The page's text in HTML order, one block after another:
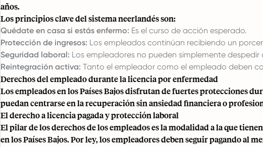
años.
Los principios clave del sistema neerlandés son:
Quédate en casa si estás enfermo: Es el curso de acción esperado.
Protección de ingresos: Los empleados continúan recibiendo un
Seguridad laboral: Los empleadores no pueden simplemente
Reintegración activa: Tanto el empleador como el empleado deben
Derechos del empleado durante la licencia por enfermedad
Los empleados en los Países Bajos disfrutan de fuertes protecciones
puedan centrarse en la recuperación sin ansiedad financiera o
El derecho a licencia pagada y protección laboral
El pilar de los derechos de los empleados es la modalidad a la que
en los Países Bajos. Por ley, los empleadores deben seguir pagando al